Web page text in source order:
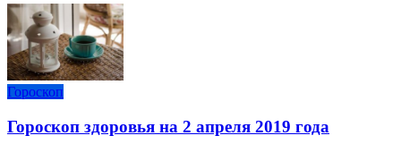
Гороскоп
Гороскоп здоровья на 2 апреля 2019 года